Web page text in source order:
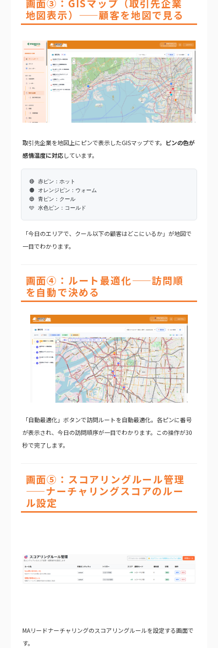
画面③：GISマップ（取引先企業
地図表示）——顧客を地図で見る
取引先企業を地図上にピンで表示したGISマップです。 ピンの色が
感情温度に対応しています。
🔴 赤ピン：ホット
🟠 オレンジピン：ウォーム
🔵 青ピン：クール
🩵 水色ピン：コールド
「今日のエリアで、クール以下の顧客はどこにいるか」が地図で
一目でわかります。
画面④：ルート最適化——訪問順
を自動で決める
「自動最適化」ボタンで訪問ルートを自動最適化。各ピンに番号
が表示され、今日の訪問順序が一目でわかります。この操作が30
秒で完了します。
画面⑤：スコアリングルール管理
——ナーチャリングスコアのルー
ル設定
MAリードナーチャリングのスコアリングルールを設定する画面で
す。